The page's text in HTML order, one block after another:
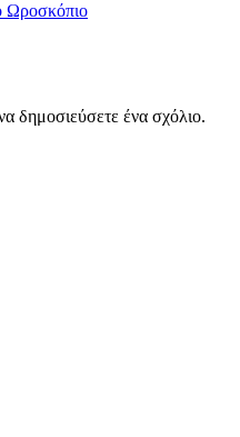
Ωροσκόπιο
δημοσιεύσετε ένα σχόλιο.